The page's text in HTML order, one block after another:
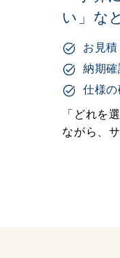
い」な
お見
納期
仕様
「どれを
ながら、